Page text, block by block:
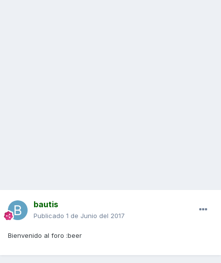
bautis
Publicado 1 de Junio del 2017
Bienvenido al foro :beer